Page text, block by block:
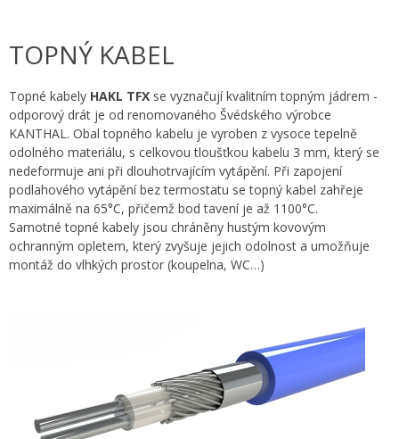
TOPNÝ KABEL
Topné kabely HAKL TFX se vyznačují kvalitním topným jádrem -
odporový drát je od renomovaného Švédského výrobce
KANTHAL. Obal topného kabelu je vyroben z vysoce tepelně
odolného materiálu, s celkovou tloušťkou kabelu 3 mm, který se
nedeformuje ani při dlouhotrvajícím vytápění. Při zapojení
podlahového vytápění bez termostatu se topný kabel zahřeje
maximálně na 65°C, přičemž bod tavení je až 1100°C.
Samotné topné kabely jsou chráněny hustým kovovým
ochranným opletem, který zvyšuje jejich odolnost a umožňuje
montáž do vlhkých prostor (koupelna, WC…)